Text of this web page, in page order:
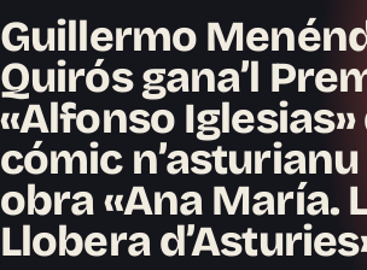
Guillermo
Quirós gana’l
«Alfonso Iglesias»
cómic
obra «Ana María.
Llobera